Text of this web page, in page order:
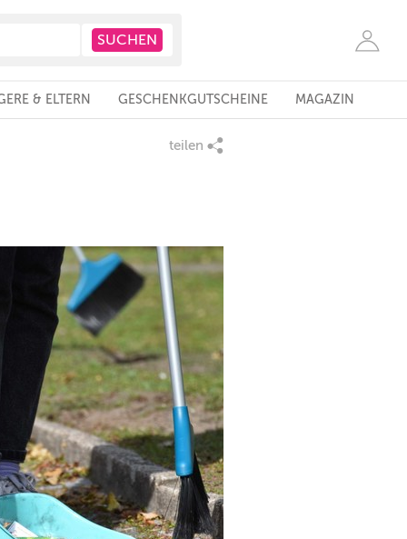
& ELTERN GESCHENKGUTSCHEINE MAGAZIN
teilen